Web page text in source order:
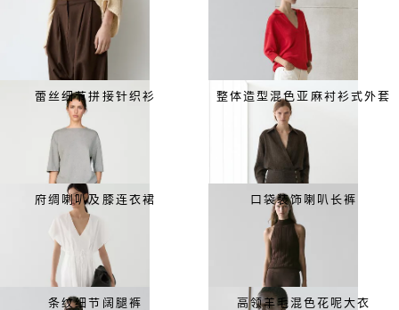
蕾丝细节拼接针织衫 整体造型混色亚麻衬衫式外套
府绸喇叭及膝连衣裙 口袋装饰喇叭长裤
条纹细节阔腿裤 高领羊毛混色花呢大衣